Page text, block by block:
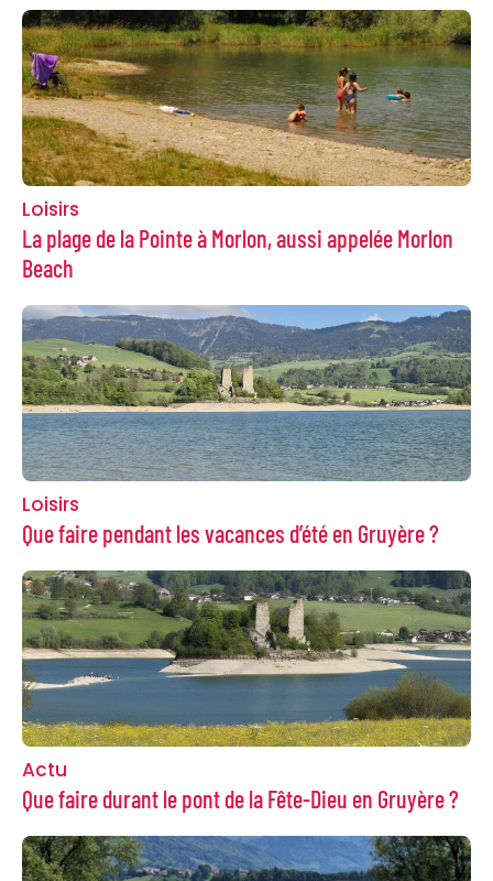
Loisirs
La plage de la Pointe à Morlon, aussi appelée Morlon
Beach
Loisirs
Que faire pendant les vacances d’été en Gruyère ?
Actu
Que faire durant le pont de la Fête-Dieu en Gruyère ?